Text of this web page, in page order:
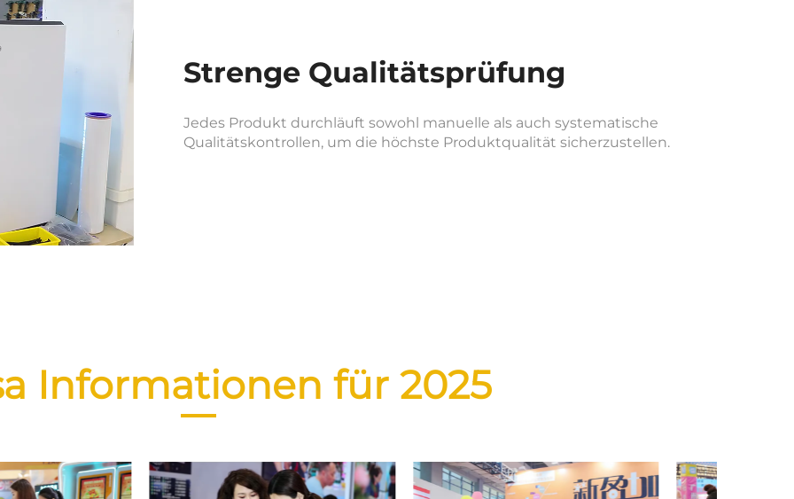
Strenge Qualitätsprüfung
Jedes Produkt durchläuft sowohl manuelle als auch systematische
Qualitätskontrollen, um die höchste Produktqualität sicherzustellen.
Informationen für 2025